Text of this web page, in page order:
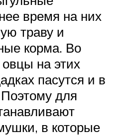
время на них
траву и
корма. Во
на этих
пасутся и в
для
в которые